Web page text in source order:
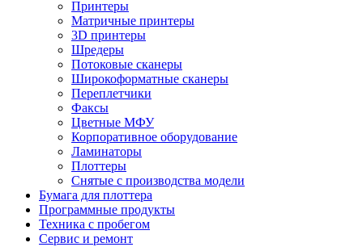
Принтеры
Матричные принтеры
3D принтеры
Шредеры
Потоковые сканеры
Широкоформатные сканеры
Переплетчики
Факсы
Цветные МФУ
Корпоративное оборудование
Ламинаторы
Плоттеры
Снятые с производства модели
Бумага для плоттера
Программные продукты
Техника с пробегом
Сервис и ремонт